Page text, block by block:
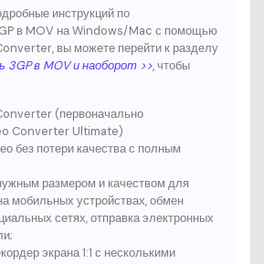
инструкций по
в MOV на Windows/Mac с помощью
вы можете перейти к разделу
3GP в MOV и наоборот >>, чтобы
(первоначально
Converter Ultimate)
без потери качества с полным
размером и качеством для
мобильных устройствах, обмен
сетях, отправка электронных
экрана 1:1 с несколькими